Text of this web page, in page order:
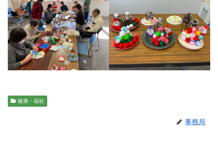
健康・福祉
事務局